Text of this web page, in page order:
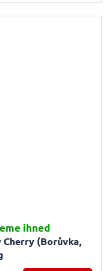
Cherry (Borůvka,
ihned